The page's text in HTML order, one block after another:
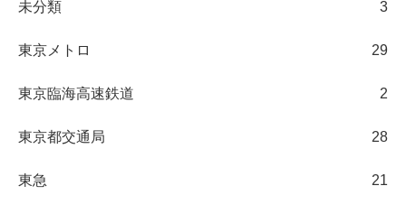
未分類 3
東京メトロ 29
東京臨海高速鉄道 2
東京都交通局 28
東急 21